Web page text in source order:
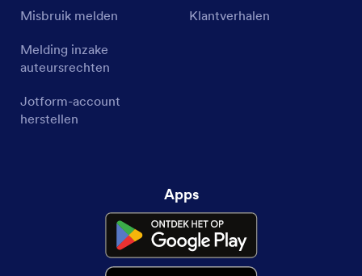
Misbruik melden
Melding inzake
auteursrechten
Jotform-account
herstellen
Klantverhalen
Apps